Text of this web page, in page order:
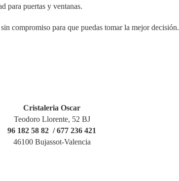
para puertas y ventanas.
compromiso para que puedas tomar la mejor decisión.
Cristaleria Oscar
Teodoro Llorente, 52 BJ
96 182 58 82 / 677 236 421
46100 Bujassot-Valencia